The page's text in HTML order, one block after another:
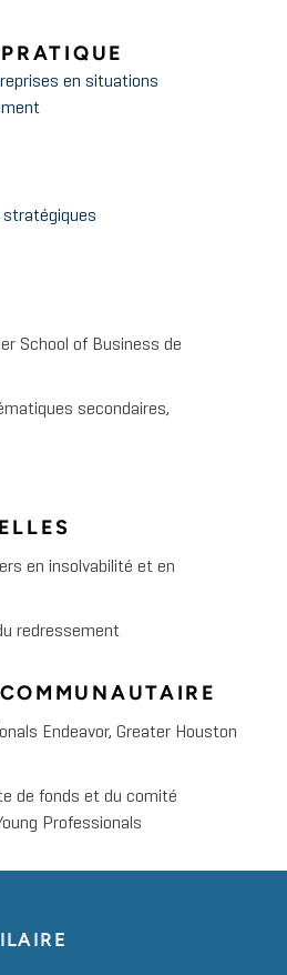
en situations
stratégiques
School of Business de
secondaires,
en insolvabilité et en
redressement
Endeavor, Greater Houston
de fonds et du comité
Professionals